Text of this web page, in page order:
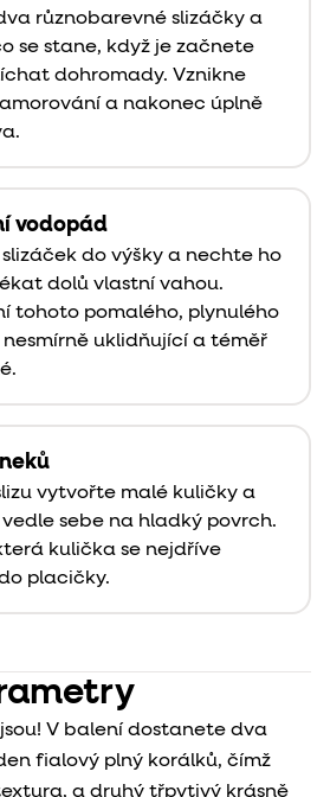
různobarevné slizáčky a
se stane, když je začnete
dohromady. Vznikne
a nakonec úplně
vodopád
do výšky a nechte ho
dolů vlastní vahou.
tohoto pomalého, plynulého
nesmírně uklidňující a téměř
vytvořte malé kuličky a
sebe na hladký povrch.
kulička se nejdříve
placičky.
V balení dostanete dva
fialový plný korálků, čímž
a druhý třpytivý krásně